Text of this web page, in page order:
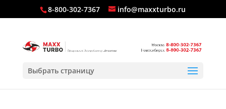
8-800-302-7367 info@maxxturbo.ru
Выбрать страницу